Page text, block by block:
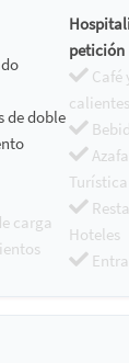
de doble
carga
petición
Café
calientes
Turística
Hoteles